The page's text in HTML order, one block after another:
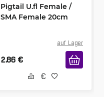
Pigtail U.fl Female /
SMA Female 20cm
auf Lager
2.86 €